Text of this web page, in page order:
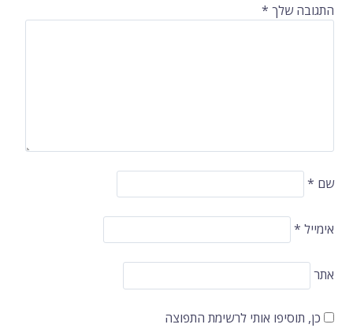
התגובה שלך *
שם *
אימייל *
אתר
כן, תוסיפו אותי לרשימת התפוצה